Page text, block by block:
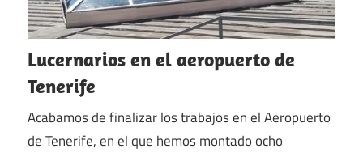
Lucernarios en el aeropuerto de
Tenerife
Acabamos de finalizar los trabajos en el Aeropuerto
de Tenerife, en el que hemos montado ocho